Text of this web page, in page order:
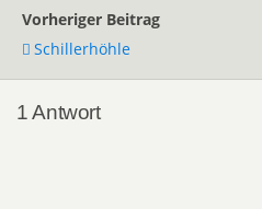
Vorheriger Beitrag
Schillerhöhle
1 Antwort